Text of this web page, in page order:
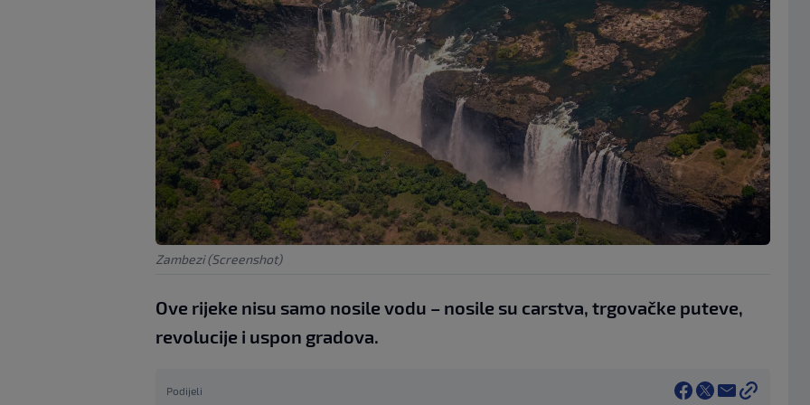
Zambezi (Screenshot)
Ove rijeke nisu samo nosile vodu – nosile su carstva, trgovačke puteve,
revolucije i uspon gradova.
Podijeli